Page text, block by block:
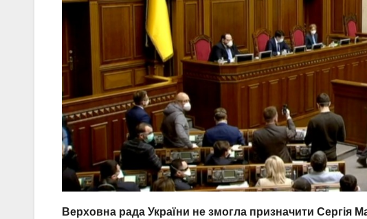
Верховна рада України не змогла призначити Сергія